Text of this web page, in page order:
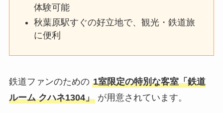
体験可能
秋葉原駅すぐの好立地で、観光・鉄道旅
に便利
鉄道ファンのための 1室限定の特別な客室「鉄道
ルーム クハネ1304」が用意されています。